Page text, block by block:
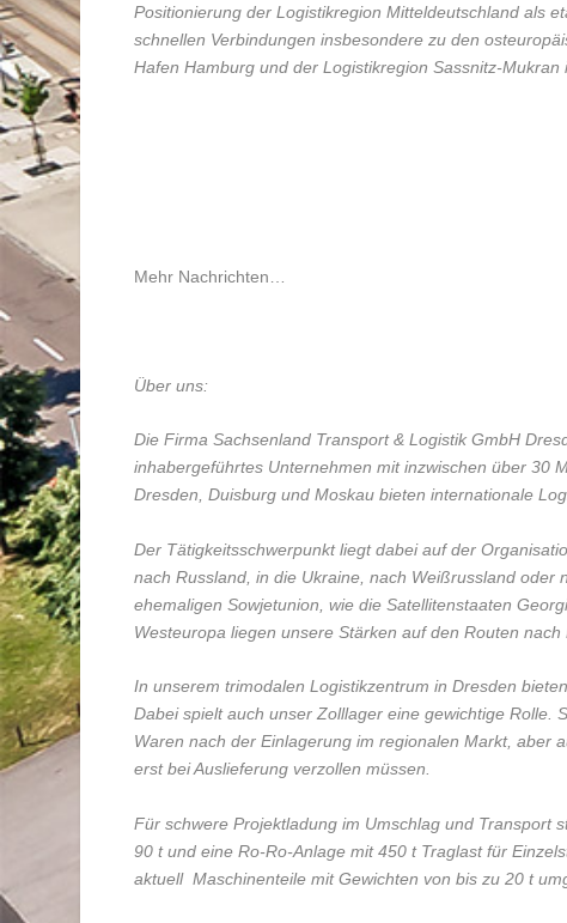
Positionierung der Logistikregion Mitteldeutschland als
schnellen Verbindungen insbesondere zu den
Hafen Hamburg und der Logistikregion Sassnitz-
Mehr Nachrichten…
Über uns:
Die Firma Sachsenland Transport & Logistik GmbH
inhabergeführtes Unternehmen mit inzwischen über 30
Dresden, Duisburg und Moskau bieten internationale
Der Tätigkeitsschwerpunkt liegt dabei auf der
nach Russland, in die Ukraine, nach Weißrussland
ehemaligen Sowjetunion, wie die Satellitenstaaten
Westeuropa liegen unsere Stärken auf den Routen
In unserem trimodalen Logistikzentrum in Dresden
Dabei spielt auch unser Zolllager eine gewichtige Rolle.
Waren nach der Einlagerung im regionalen Markt, aber
erst bei Auslieferung verzollen müssen.
Für schwere Projektladung im Umschlag und Transport
90 t und eine Ro-Ro-Anlage mit 450 t Traglast für
aktuell Maschinenteile mit Gewichten von bis zu 20 t